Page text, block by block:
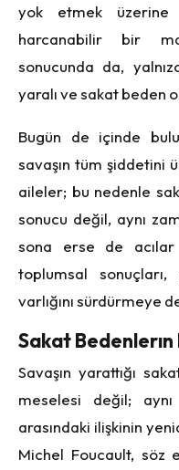
yok etmek üzerine
harcanabilir bir
sonucunda da,
yaralı ve sakat beden
Bugün de içinde
savaşın tüm şiddetini
aileler; bu nedenle
sonucu değil, aynı
sona erse de
toplumsal sonuçları,
varlığını sürdürmeye
Sakat
Savaşın yarattığı
meselesi değil;
arasındaki ilişkinin
Michel Foucault, söz